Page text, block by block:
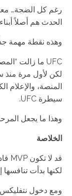
رغم كل الضجة…
الحدث هم أصلاً أبناء UFC.
وهذه نقطة مهمة
UFC ما زالت “المصنع” الحقيقي للنجوم.
لكن لأول مرة منذ
المنصة، والإعلام
سيطرة UFC.
وهذا ما يجعل
الخلاصة
قد لا تكون MVP قادرة حالياً على منافسة UFC رياضياً.
لكنها بدأت
ومع دخول